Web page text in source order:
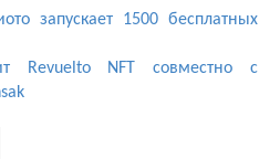
запускает 1500 бесплатных
Revuelto NFT совместно с